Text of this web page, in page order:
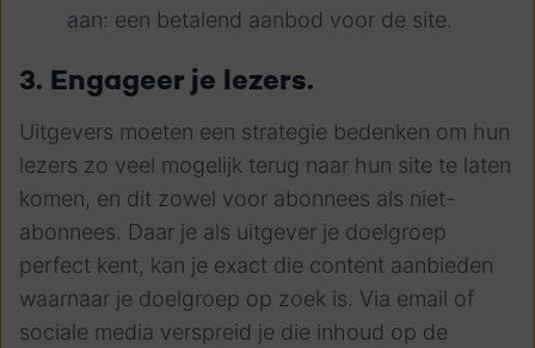
aan: een betalend aanbod voor de site.
3. Engageer je lezers.
Uitgevers moeten een strategie bedenken om hun
lezers zo veel mogelijk terug naar hun site te laten
komen, en dit zowel voor abonnees als niet-
abonnees. Daar je als uitgever je doelgroep
perfect kent, kan je exact die content aanbieden
waarnaar je doelgroep op zoek is. Via email of
sociale media verspreid je die inhoud op de